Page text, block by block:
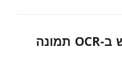
לפני ואחרי שימוש ב‑OCR תמונה